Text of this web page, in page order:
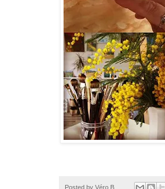
Posted by Véro B